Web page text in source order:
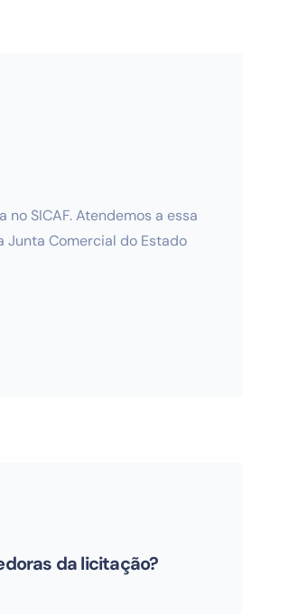
SICAF. Atendemos a essa
Junta Comercial do Estado
da licitação?